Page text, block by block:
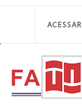
ACESSAR